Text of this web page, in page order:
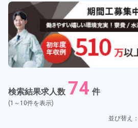
正社員
アルバイト・
正社員 ※無期雇
期間従業員
検索結果求人数 74 件
(1～10件を表示)
並び替え：